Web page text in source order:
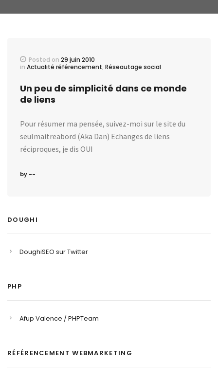
Posted on 29 juin 2010
in Actualité référencement, Réseautage social
Un peu de simplicité dans ce monde
de liens
Pour résumer ma pensée, suivez-moi sur le site du
seulmaitreabord (Aka Dan) Echanges de liens
réciproques, je dis OUI
by --
DOUGHI
DoughiSEO sur Twitter
PHP
Afup Valence / PHPTeam
RÉFÉRENCEMENT WEBMARKETING